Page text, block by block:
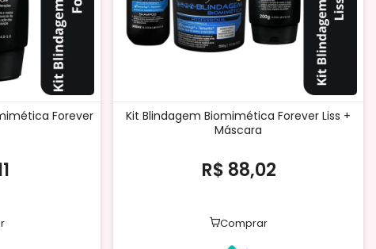
Forever
Kit Blindagem Biomimética Forever Liss +
Máscara
R$ 88,02
Comprar